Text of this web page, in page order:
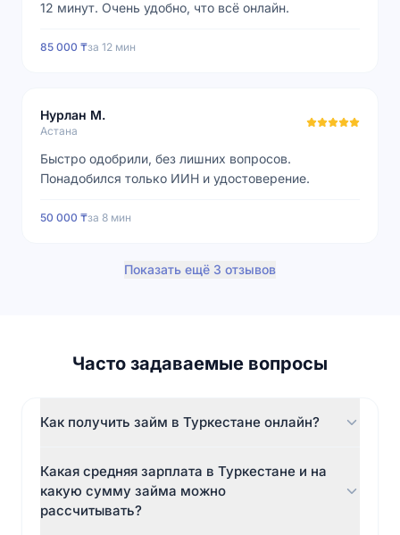
12 минут. Очень удобно, что всё онлайн.
85 000 ₸за 12 мин
Нурлан М.
Астана
Быстро одобрили, без лишних вопросов.
Понадобился только ИИН и удостоверение.
50 000 ₸за 8 мин
Показать ещё 3 отзывов
Часто задаваемые вопросы
Как получить займ в Туркестане онлайн?
ИИН и телефон, выберите сумму и срок. После
одобрения деньги поступят на карту за 15 минут.
Визит в офис не нужен — весь процесс полностью
Какая средняя зарплата в Туркестане и на
какую сумму займа можно
рассчитывать?